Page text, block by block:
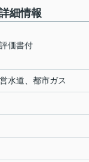
細情報
価書付
水道、都市ガス